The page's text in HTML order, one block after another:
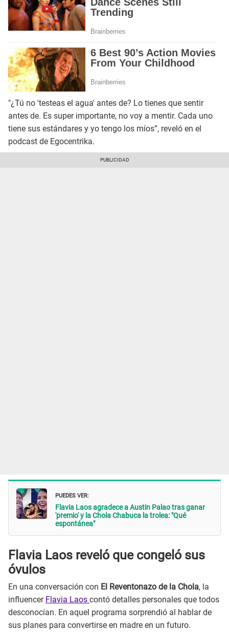
"¿Tú no 'testeas el agua' antes de? Lo tienes que sentir
antes de. Es super importante, no voy a mentir. Cada uno
tiene sus estándares y yo tengo los míos”, reveló en el
podcast de Egocentrika.
PUEDES VER:
Flavia Laos agradece a Austin Palao tras ganar
'premio' y la Chola Chabuca la trolea: "Qué
espontánea"
Flavia Laos reveló que congeló sus
óvulos
En una conversación con El Reventonazo de la Chola, la
influencer Flavia Laos contó detalles personales que todos
desconocían. En aquel programa sorprendió al hablar de
sus planes para convertirse en madre en un futuro.